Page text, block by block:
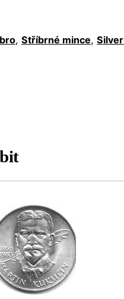
, Stříbrné mince,